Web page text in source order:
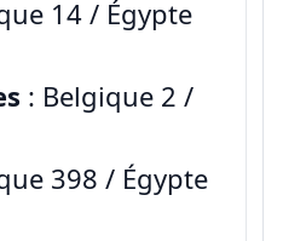
14 / Égypte
: Belgique 2 /
398 / Égypte